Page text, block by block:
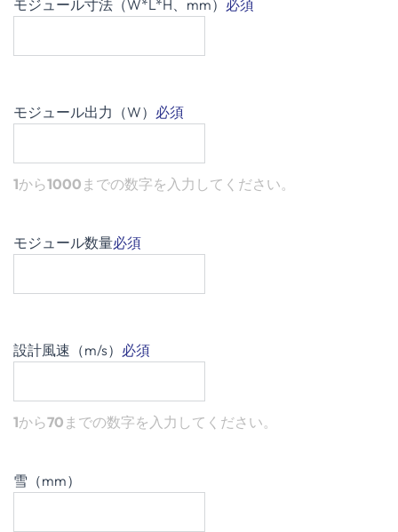
モジュール寸法（W*L*H、mm） 必須
モジュール出力（W） 必須
1から1000 までの数字を入力してください。
モジュール数量必須
設計風速（m/s） 必須
1から70 までの数字を入力してください。
雪（mm）